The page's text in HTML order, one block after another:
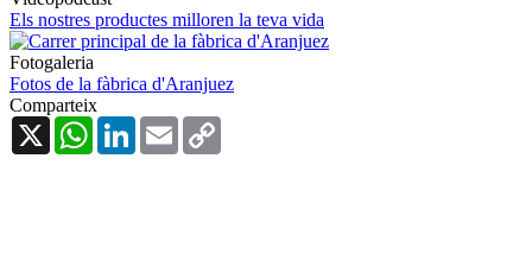
Els nostres productes milloren la teva vida
Fotogaleria
Fotos de la fàbrica d'Aranjuez
Comparteix
X
WhatsAppLinkedInEmail